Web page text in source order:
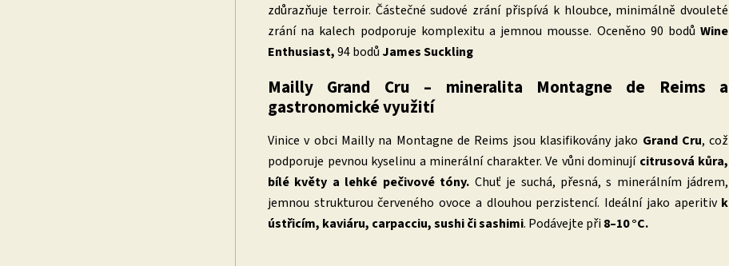
zdůrazňuje terroir. Částečné sudové zrání přispívá k hloubce, minimálně dvouleté
zrání na kalech podporuje komplexitu a jemnou mousse. Oceněno 90 bodů Wine
Enthusiast,94 bodů James Suckling
Mailly Grand Cru – mineralita Montagne de Reims a
gastronomické využití
Vinice v obci Mailly na Montagne de Reims jsou klasifikovány jako Grand Cru, což
podporuje pevnou kyselinu a minerální charakter. Ve vůni dominují citrusová kůra,
bílé květy a lehké pečivové tóny. Chuť je suchá, přesná, s minerálním jádrem,
jemnou strukturou červeného ovoce a dlouhou perzistencí. Ideální jako aperitiv k
ústřicím, kaviáru, carpacciu, sushi či sashimi. Podávejte při 8–10 °C.